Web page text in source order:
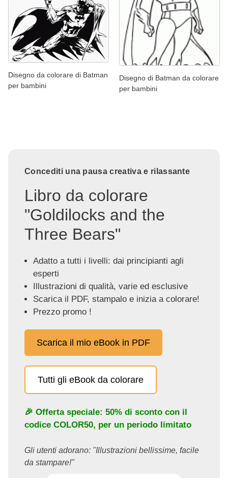
Disegno da colorare di Batman
per bambini
Disegno di Batman da colorare
per bambini
Concediti una pausa creativa e rilassante
Libro da colorare
"Goldilocks and the
Three Bears"
Adatto a tutti i livelli: dai principianti agli
esperti
Illustrazioni di qualità, varie ed esclusive
Scarica il PDF, stampalo e inizia a colorare!
Prezzo promo !
Scarica il mio eBook in PDF
Tutti gli eBook da colorare
🎉 Offerta speciale: 50% di sconto con il
codice COLOR50, per un periodo limitato
Gli utenti adorano: "Illustrazioni bellissime, facile
da stampare!"